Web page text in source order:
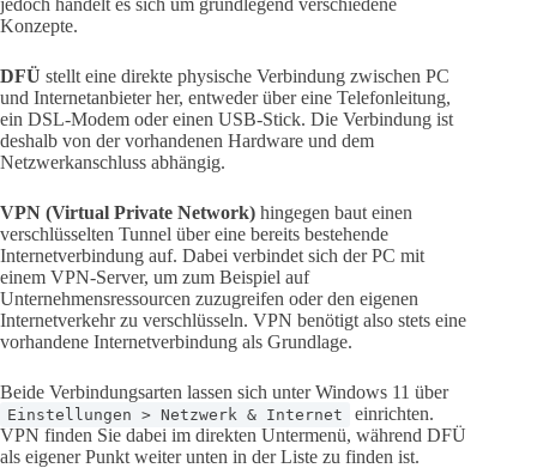
Konzepte.
DFÜ stellt eine direkte physische Verbindung zwischen PC
und Internetanbieter her, entweder über eine Telefonleitung,
ein DSL-Modem oder einen USB-Stick. Die Verbindung ist
deshalb von der vorhandenen Hardware und dem
Netzwerkanschluss abhängig.
VPN (Virtual Private Network) hingegen baut einen
verschlüsselten Tunnel über eine bereits bestehende
Internetverbindung auf. Dabei verbindet sich der PC mit
einem VPN-Server, um zum Beispiel auf
Unternehmensressourcen zuzugreifen oder den eigenen
Internetverkehr zu verschlüsseln. VPN benötigt also stets eine
vorhandene Internetverbindung als Grundlage.
Beide Verbindungsarten lassen sich unter Windows 11 über
Einstellungen > Netzwerk & Internet
einrichten.
VPN finden Sie dabei im direkten Untermenü, während DFÜ
als eigener Punkt weiter unten in der Liste zu finden ist.